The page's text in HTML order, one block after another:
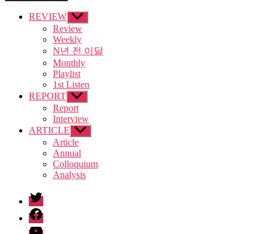
REVIEW Show
sub
menu
Review
Weekly
N년 전 이달
Monthly
Playlist
1st Listen
REPORT Show
sub
menu
Report
Interview
ARTICLE Show
sub
menu
Article
Annual
Colloquium
Analysis
twitter
facebook
Youtube